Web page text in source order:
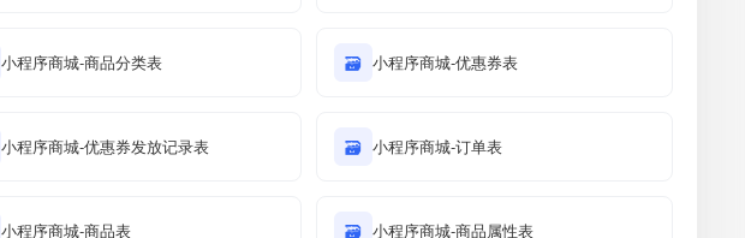
小程序商城-商品分类表 🗃 小程序商城-优惠券表
小程序商城-优惠券发放记录表 🗃 小程序商城-订单表
小程序商城-商品表 🗃 小程序商城-商品属性表